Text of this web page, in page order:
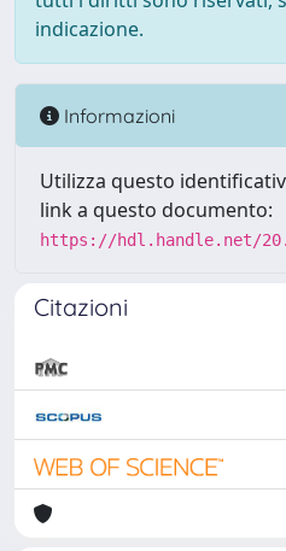
indicazione.
Informazioni
Utilizza questo
link a questo documento:
https://hdl.handle.net/
Citazioni